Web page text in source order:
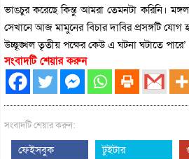
ভাঙচুর করেছে কিন্তু আমরা তেমনটা করিনি।
সেখানে আজ মামুনের বিচার দাবির প্রসঙ্গটি যোগ
উচ্ছৃঙ্খল তৃতীয় পক্ষের কেউ এ ঘটনা ঘটাতে পারে’।
সংবাদটি শেয়ার করুন
সংবাদটি শেয়ার করুন:
ফেইসবুক টুইটার